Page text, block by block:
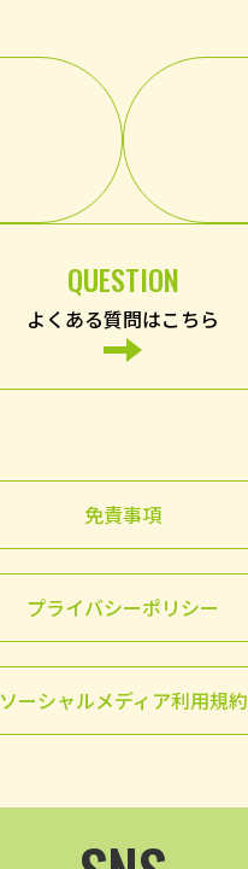
QUESTION
よくある質問はこちら
免責事項
プライバシーポリシー
ソーシャルメディア利用規約